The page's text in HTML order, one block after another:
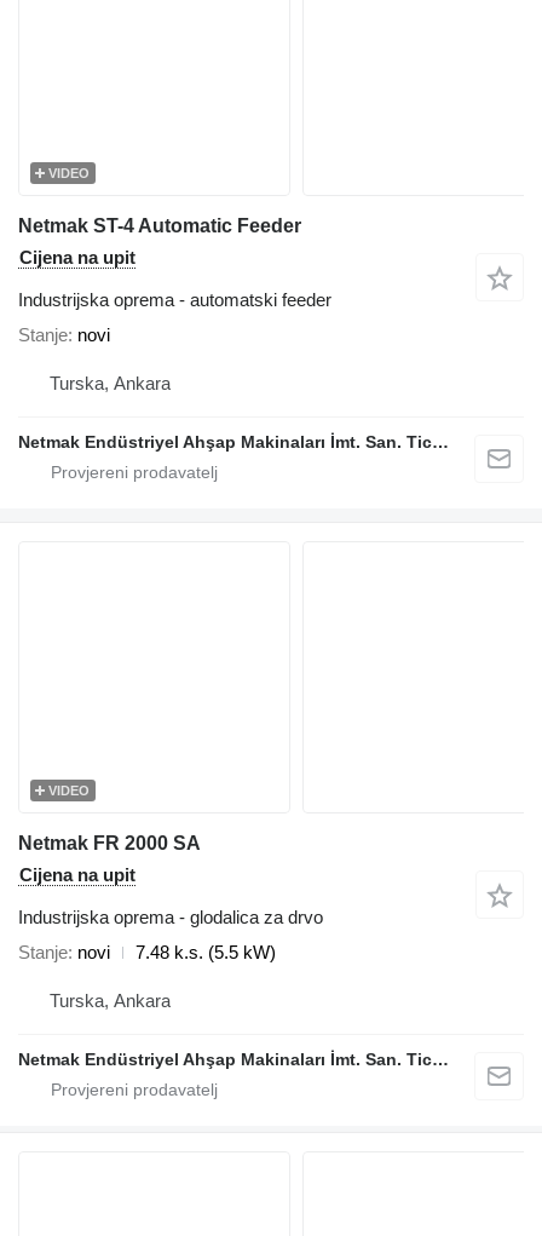
VIDEO
Netmak ST-4 Automatic Feeder
Cijena na upit
Industrijska oprema - automatski feeder
Stanje novi
Turska, Ankara
Netmak Endüstriyel Ahşap Makinaları İmt. San. Tic. A.Ş.
VIDEO
Netmak FR 2000 SA
Cijena na upit
Industrijska oprema - glodalica za drvo
Stanje novi 7.48 k.s. (5.5 kW)
Turska, Ankara
Netmak Endüstriyel Ahşap Makinaları İmt. San. Tic. A.Ş.